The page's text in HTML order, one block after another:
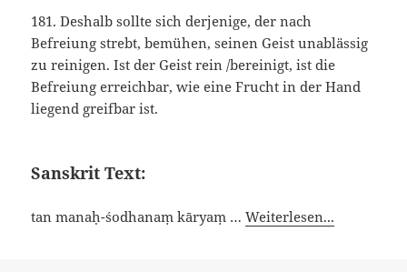
181. Deshalb sollte sich derjenige, der nach
Befreiung strebt, bemühen, seinen Geist unablässig
zu reinigen. Ist der Geist rein /bereinigt, ist die
Befreiung erreichbar, wie eine Frucht in der Hand
liegend greifbar ist.
Sanskrit Text:
tan manaḥ-śodhanaṃ kāryaṃ …Weiterlesen...